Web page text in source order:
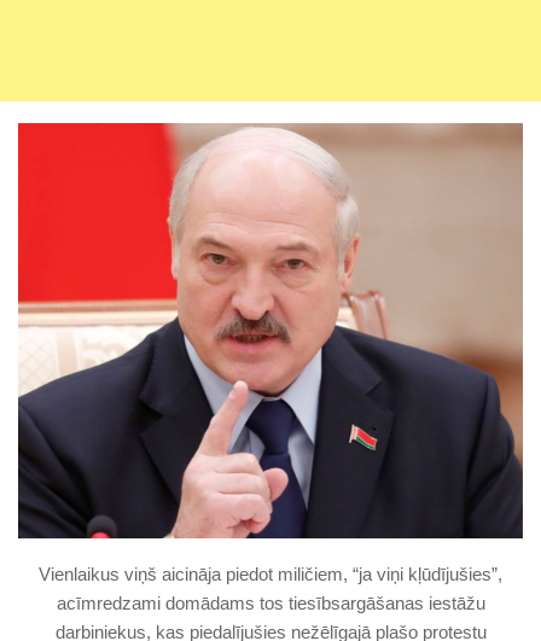
Vienlaikus viņš aicināja piedot miličiem, “ja viņi kļūdījušies”,
acīmredzami domādams tos tiesībsargāšanas iestāžu
darbiniekus, kas piedalījušies nežēlīgajā plašo protestu